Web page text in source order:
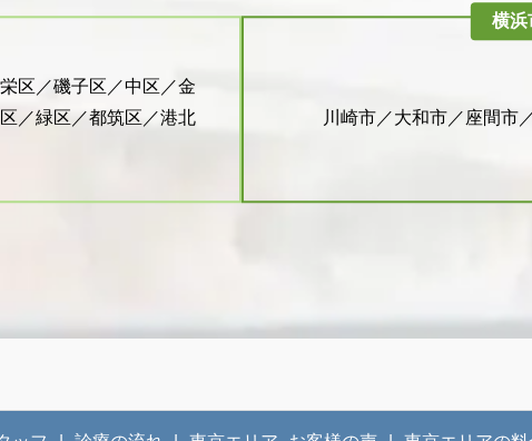
区／磯子区／中区／金
／緑区／都筑区／港北
横浜
川崎市／大和市／座間市